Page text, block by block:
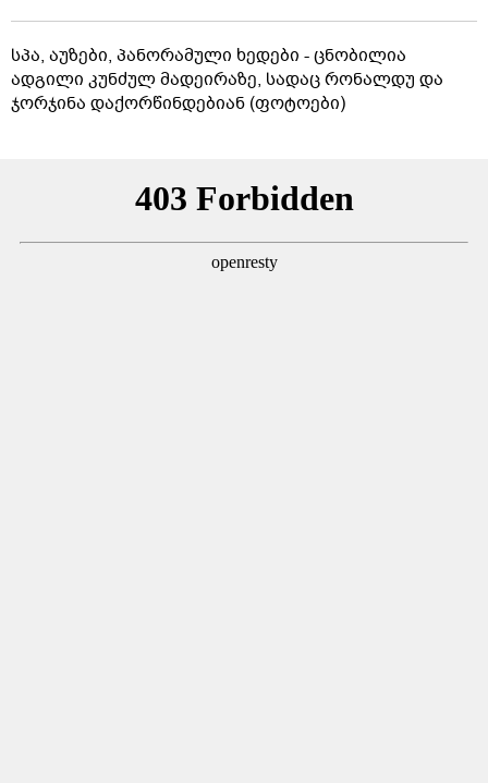
სპა, აუზები, პანორამული ხედები - ცნობილია
ადგილი კუნძულ მადეირაზე, სადაც რონალდუ და
ჯორჯინა დაქორწინდებიან (ფოტოები)